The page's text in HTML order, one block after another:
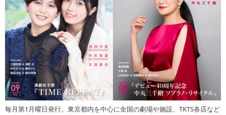
毎月第1月曜日発行。東京都内を中心に全国の劇場や施設、TKTS各店など